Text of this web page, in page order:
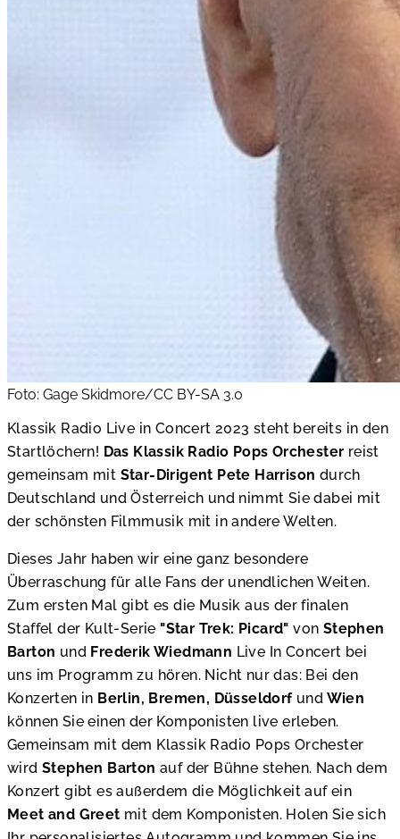
Foto: Gage Skidmore/CC BY-SA 3.0
Klassik Radio Live in Concert 2023 steht bereits in den
Startlöchern! Das Klassik Radio Pops Orchester reist
gemeinsam mit Star-Dirigent Pete Harrison durch
Deutschland und Österreich und nimmt Sie dabei mit
der schönsten Filmmusik mit in andere Welten.
Dieses Jahr haben wir eine ganz besondere
Überraschung für alle Fans der unendlichen Weiten.
Zum ersten Mal gibt es die Musik aus der finalen
Staffel der Kult-Serie "Star Trek: Picard" von Stephen
Barton und Frederik Wiedmann Live In Concert bei
uns im Programm zu hören. Nicht nur das: Bei den
Konzerten in Berlin, Bremen, Düsseldorf und Wien
können Sie einen der Komponisten live erleben.
Gemeinsam mit dem Klassik Radio Pops Orchester
wird Stephen Barton auf der Bühne stehen. Nach dem
Konzert gibt es außerdem die Möglichkeit auf ein
Meet and Greet mit dem Komponisten. Holen Sie sich